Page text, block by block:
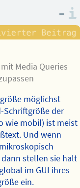
–
Media Queries
möglichst
Schriftgröße der
wie mobil) ist meist
Und wenn
stellen sie halt
im GUI ihres
ein.